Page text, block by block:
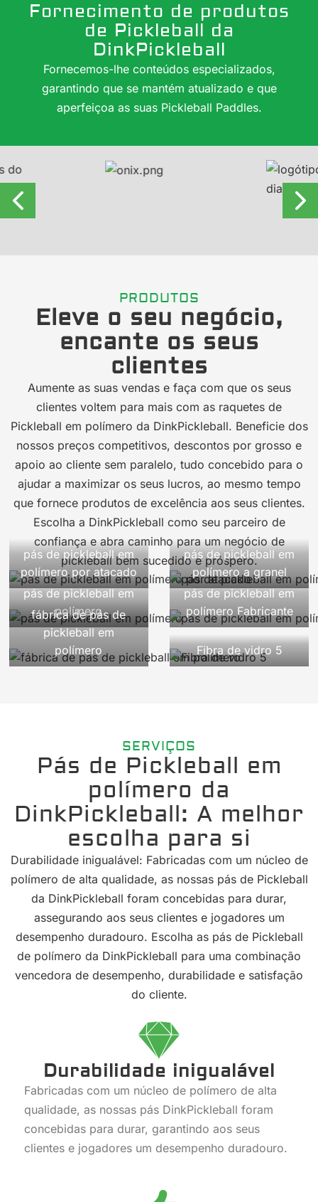
Fornecimento de produtos
de Pickleball da
DinkPickleball
Fornecemos-lhe conteúdos especializados,
garantindo que se mantém atualizado e que
aperfeiçoa as suas Pickleball Paddles.
PRODUTOS
Eleve o seu negócio,
encante os seus
clientes
Aumente as suas vendas e faça com que os seus
clientes voltem para mais com as raquetes de
Pickleball em polímero da DinkPickleball. Beneficie dos
nossos preços competitivos, descontos por grosso e
apoio ao cliente sem paralelo, tudo concebido para o
ajudar a maximizar os seus lucros, ao mesmo tempo
que fornece produtos de excelência aos seus clientes.
Escolha a DinkPickleball como seu parceiro de
confiança e abra caminho para um negócio de
pickleball bem sucedido e próspero.
pás de pickleball em
polímero por atacado
pás de pickleball em
polímero a granel
pás de pickleball em
polímero
pás de pickleball em
polímero Fabricante
fábrica de pás de
pickleball em
polímero
Fibra de vidro 5
SERVIÇOS
Pás de Pickleball em
polímero da
DinkPickleball: A melhor
escolha para si
Durabilidade inigualável: Fabricadas com um núcleo de
polímero de alta qualidade, as nossas pás de Pickleball
da DinkPickleball foram concebidas para durar,
assegurando aos seus clientes e jogadores um
desempenho duradouro. Escolha as pás de Pickleball
de polímero da DinkPickleball para uma combinação
vencedora de desempenho, durabilidade e satisfação
do cliente.
Durabilidade inigualável
Fabricadas com um núcleo de polímero de alta
qualidade, as nossas pás DinkPickleball foram
concebidas para durar, garantindo aos seus
clientes e jogadores um desempenho duradouro.